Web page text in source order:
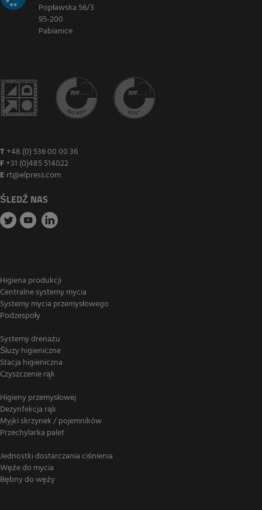
Popławska 56/3
95-200
Pabianice
T +48 (0) 536 00 00 36
F+31 (0)485 514022
E rt@elpress.com
ŚLEDŹ NAS
Higiena produkcji
Centralne systemy mycia
Systemy mycia przemysłowego
Podzespoły
Systemy drenażu
Śluzy higieniczne
Stacja higieniczna
Czyszczenie rąk
Higieny przemysłowej
Dezynfekcja rąk
Myjki skrzynek / pojemników
Przechylarka palet
Jednostki dostarczania ciśnienia
Węże do mycia
Bębny do węży